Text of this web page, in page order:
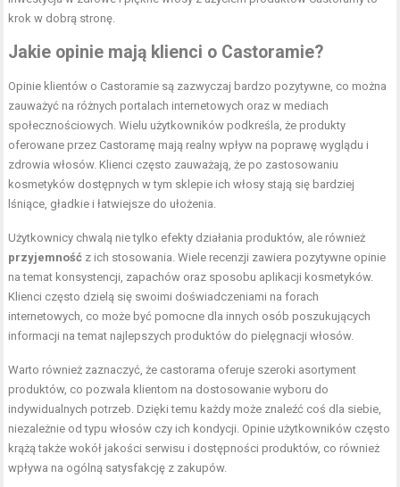
krok w dobrą stronę.
Jakie opinie mają klienci o Castoramie?
Opinie klientów o Castoramie są zazwyczaj bardzo pozytywne, co można
zauważyć na różnych portalach internetowych oraz w mediach
społecznościowych. Wielu użytkowników podkreśla, że produkty
oferowane przez Castoramę mają realny wpływ na poprawę wyglądu i
zdrowia włosów. Klienci często zauważają, że po zastosowaniu
kosmetyków dostępnych w tym sklepie ich włosy stają się bardziej
lśniące, gładkie i łatwiejsze do ułożenia.
Użytkownicy chwalą nie tylko efekty działania produktów, ale również
przyjemność z ich stosowania. Wiele recenzji zawiera pozytywne opinie
na temat konsystencji, zapachów oraz sposobu aplikacji kosmetyków.
Klienci często dzielą się swoimi doświadczeniami na forach
internetowych, co może być pomocne dla innych osób poszukujących
informacji na temat najlepszych produktów do pielęgnacji włosów.
Warto również zaznaczyć, że castorama oferuje szeroki asortyment
produktów, co pozwala klientom na dostosowanie wyboru do
indywidualnych potrzeb. Dzięki temu każdy może znaleźć coś dla siebie,
niezależnie od typu włosów czy ich kondycji. Opinie użytkowników często
krążą także wokół jakości serwisu i dostępności produktów, co również
wpływa na ogólną satysfakcję z zakupów.